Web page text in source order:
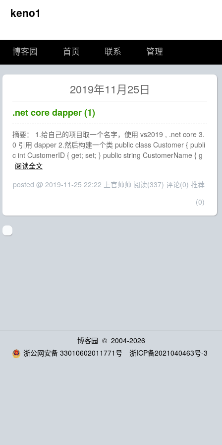
keno1
博客园 首页 联系 管理
2019年11月25日
.net core dapper (1)
摘要： 1.给自己的项目取一个名字，使用 vs2019 , .net core 3.
0 引用 dapper 2.然后构建一个类 public class Customer { publi
c int CustomerID { get; set; } public string CustomerName { g
阅读全文
posted @ 2019-11-25 22:22 上官帅帅 阅读(337) 评论(0) 推荐
(0)
博客园 © 2004-2026
浙公网安备 33010602011771号
浙ICP备2021040463号-3